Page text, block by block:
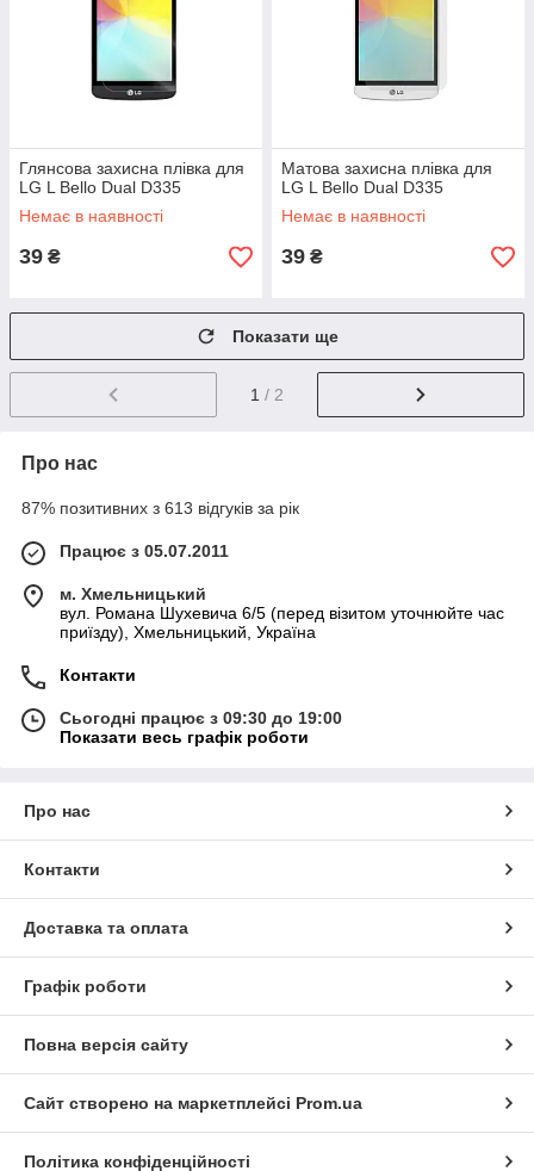
Глянсова захисна плівка для
LG L Bello Dual D335
Немає в наявності
39 ₴
Матова захисна плівка для
LG L Bello Dual D335
Немає в наявності
39 ₴
Показати ще
1 / 2
Про нас
87% позитивних з 613 відгуків за рік
Працює з 05.07.2011
м. Хмельницький
вул. Романа Шухевича 6/5 (перед візитом уточнюйте час
приїзду), Хмельницький, Україна
Контакти
Сьогодні працює з 09:30 до 19:00
Показати весь графік роботи
Про нас
Контакти
Доставка та оплата
Графік роботи
Повна версія сайту
Сайт створено на маркетплейсі Prom.ua
Політика конфіденційності